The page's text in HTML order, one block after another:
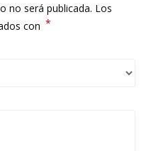
no será publicada. Los
con *